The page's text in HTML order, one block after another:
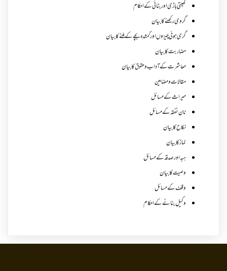
کھیتی باڑی اور بٹائی کے احکام
گروی رکھنے کا بیان
گری ہوئی چیزوں اورگمشدہ بچے کے ملنے کا بیان
مضاربت کا بیان
معاشرت کے آداب و حقوق کا بیان
مقالات ومضامین
میراث کے مسائل
نان نفقہ کے مسائل
نکاح کا بیان
نماز کا بیان
ہبہ اور صدقہ کے مسائل
وصیت کا بیان
وقف کے مسائل
وکیل بنانے کے احکام